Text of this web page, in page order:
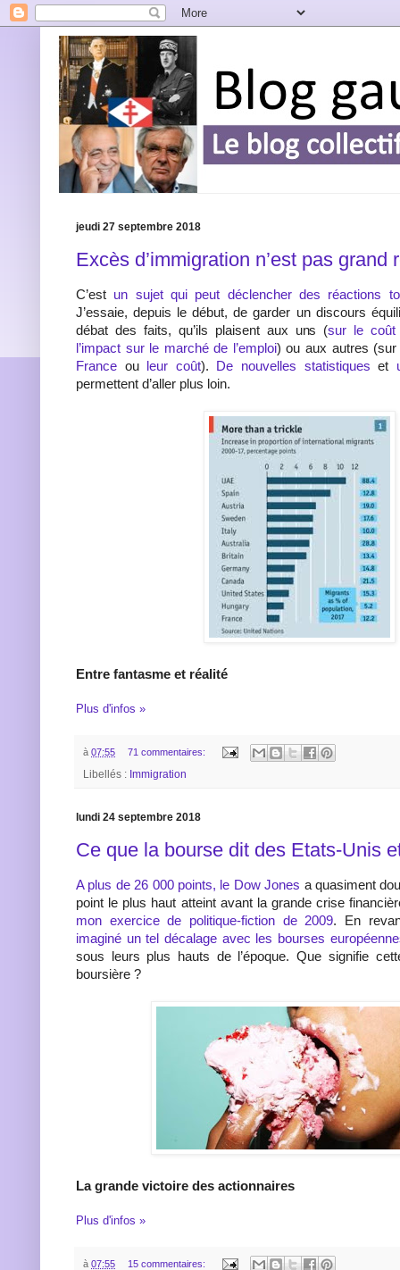
jeudi 27 septembre 2018
Excès d’immigration n’est pas grand
C’est un sujet qui peut déclencher des réactions
J’essaie, depuis le début, de garder un discours
débat des faits, qu’ils plaisent aux uns (sur le coût
l’impact sur le marché de l’emploi) ou aux autres
France ou leur coût). De nouvelles statistiques et
permettent d’aller plus loin.
Entre fantasme et réalité
Plus d'infos »
à 07:55 71 commentaires:
Libellés : Immigration
lundi 24 septembre 2018
Ce que la bourse dit des Etats-Unis
A plus de 26 000 points, le Dow Jones a quasiment
point le plus haut atteint avant la grande crise
mon exercice de politique-fiction de 2009. En
imaginé un tel décalage avec les bourses
sous leurs plus hauts de l’époque. Que signifie
boursière ?
La grande victoire des actionnaires
Plus d'infos »
à 07:55 15 commentaires: